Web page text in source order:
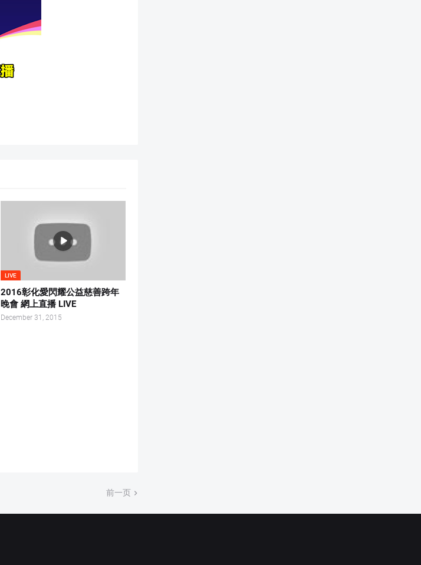
LIVE
2016彰化愛閃耀公益慈善跨年
晚會 網上直播 LIVE
December 31, 2015
前一页